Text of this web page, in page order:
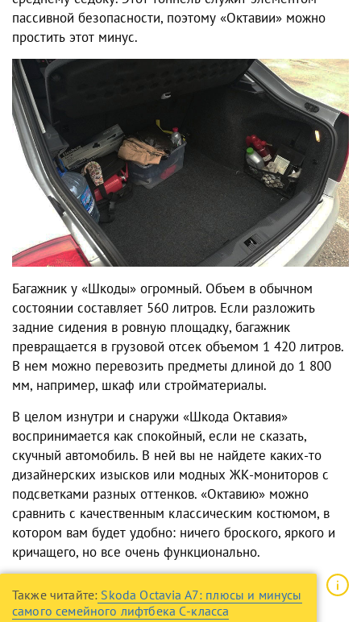
пассивной безопасности, поэтому «Октавии» можно
простить этот минус.
Багажник у «Шкоды» огромный. Объем в обычном
состоянии составляет 560 литров. Если разложить
задние сидения в ровную площадку, багажник
превращается в грузовой отсек объемом 1 420 литров.
В нем можно перевозить предметы длиной до 1 800
мм, например, шкаф или стройматериалы.
В целом изнутри и снаружи «Шкода Октавия»
воспринимается как спокойный, если не сказать,
скучный автомобиль. В ней вы не найдете каких-то
дизайнерских изысков или модных ЖК-мониторов с
подсветками разных оттенков. «Октавию» можно
сравнить с качественным классическим костюмом, в
котором вам будет удобно: ничего броского, яркого и
кричащего, но все очень функционально.
Также читайте: Skoda Octavia A7: плюсы и минусы
самого семейного лифтбека С-класса